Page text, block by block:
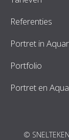
Referenties
Portret in
Portfolio
Portret en
©